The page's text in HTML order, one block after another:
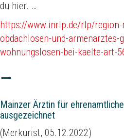
du hier. …
https://www.inrlp.de/rlp/
obdachlosen-und-
wohnungslosen-bei-kaelte-art-
Mainzer Ärztin für
ausgezeichnet
(Merkurist, 05.12.2022)